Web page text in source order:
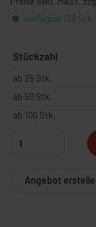
verfügbar (39
Stückzahl
ab 25 Stk.
ab 50 Stk.
ab 100 Stk.
Angebot